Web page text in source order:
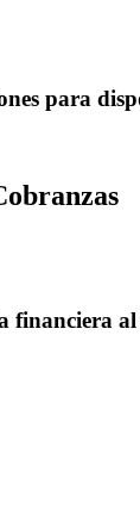
para
financiera